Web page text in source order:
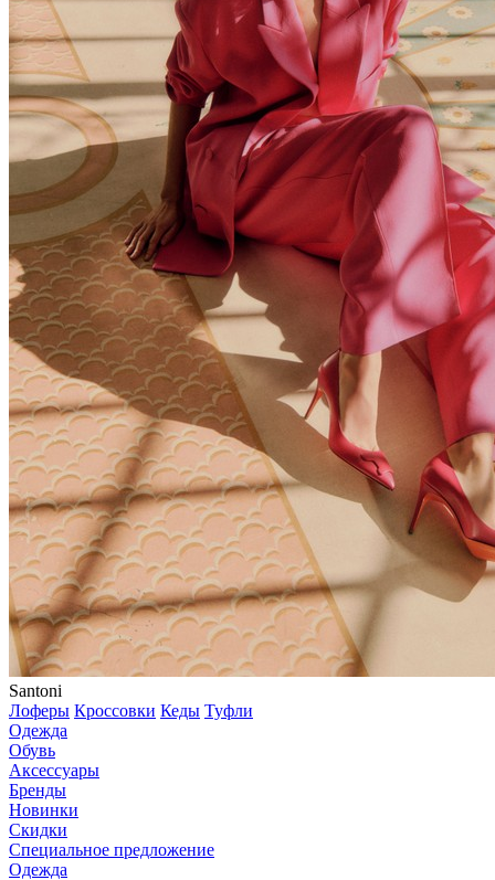
Santoni
Лоферы Кроссовки Кеды Туфли
Одежда
Обувь
Аксессуары
Бренды
Новинки
Скидки
Специальное предложение
Одежда